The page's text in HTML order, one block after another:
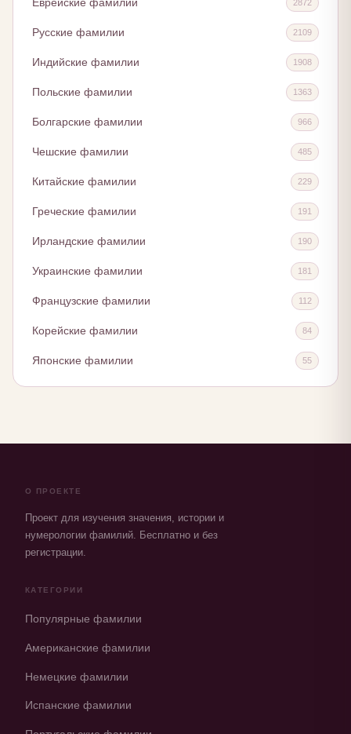
2872
Русские фамилии 2109
Индийские фамилии 1908
Польские фамилии 1363
Болгарские фамилии 966
Чешские фамилии 485
Китайские фамилии 229
Греческие фамилии 191
Ирландские фамилии 190
Украинские фамилии 181
Французские фамилии 112
Корейские фамилии 84
Японские фамилии 55
О ПРОЕКТЕ
Проект для изучения значения, истории и
нумерологии фамилий. Бесплатно и без
регистрации.
КАТЕГОРИИ
Популярные фамилии
Американские фамилии
Немецкие фамилии
Испанские фамилии